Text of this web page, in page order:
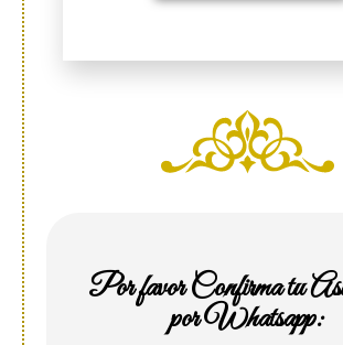
Por favor Confirma tu
por Whatsapp: